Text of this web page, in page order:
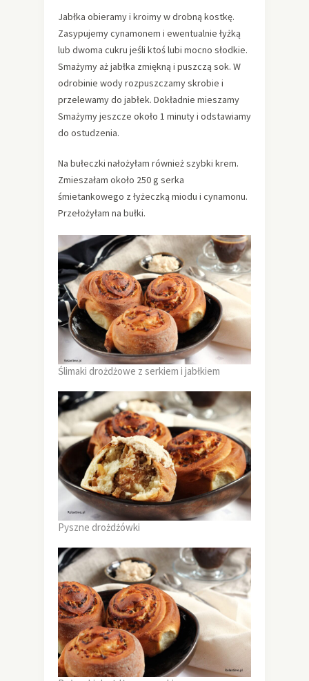
Jabłka obieramy i kroimy w drobną kostkę.
Zasypujemy cynamonem i ewentualnie łyżką
lub dwoma cukru jeśli ktoś lubi mocno słodkie.
Smażymy aż jabłka zmiękną i puszczą sok. W
odrobinie wody rozpuszczamy skrobie i
przelewamy do jabłek. Dokładnie mieszamy
Smażymy jeszcze około 1 minuty i odstawiamy
do ostudzenia.
Na bułeczki nałożyłam również szybki krem.
Zmieszałam około 250 g serka
śmietankowego z łyżeczką miodu i cynamonu.
Przełożyłam na bułki.
Ślimaki drożdżowe z serkiem i jabłkiem
Pyszne drożdżówki